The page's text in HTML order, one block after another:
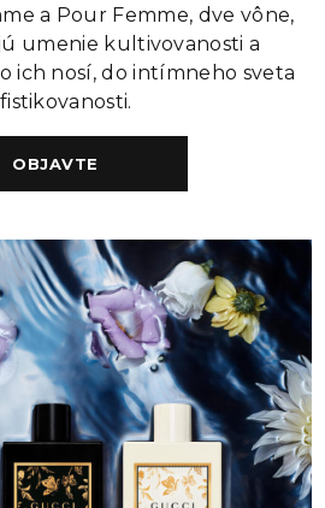
a Pour Femme, dve vône,
umenie kultivovanosti a
ich nosí, do intímneho sveta
OBJAVTE